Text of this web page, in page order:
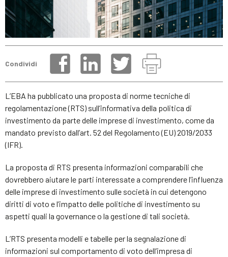
Condividi
L’EBA ha pubblicato una proposta di norme tecniche di
regolamentazione (RTS) sull’informativa della politica di
investimento da parte delle imprese di investimento, come da
mandato previsto dall’art. 52 del Regolamento (EU) 2019/2033
(IFR).
La proposta di RTS presenta informazioni comparabili che
dovrebbero aiutare le parti interessate a comprendere l’influenza
delle imprese di investimento sulle società in cui detengono
diritti di voto e l’impatto delle politiche di investimento su
aspetti quali la governance o la gestione di tali società.
L’RTS presenta modelli e tabelle per la segnalazione di
informazioni sul comportamento di voto dell’impresa di